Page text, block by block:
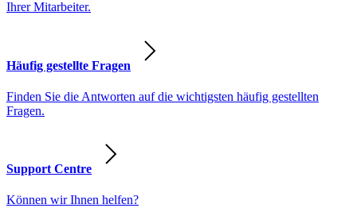
Ihrer Mitarbeiter.
Häufig gestellte Fragen
Finden Sie die Antworten auf die wichtigsten häufig gestellten
Fragen.
Support Centre
Können wir Ihnen helfen?